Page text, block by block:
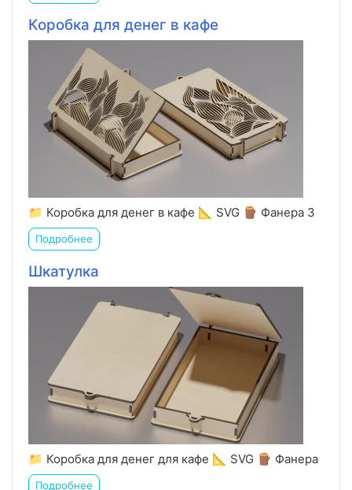
Коробка для денег в кафе
📁 Коробка для денег в кафе 📐 SVG 🪵 Фанера 3
Подробнее
Шкатулка
📁 Коробка для денег для кафе 📐 SVG 🪵 Фанера
Подробнее